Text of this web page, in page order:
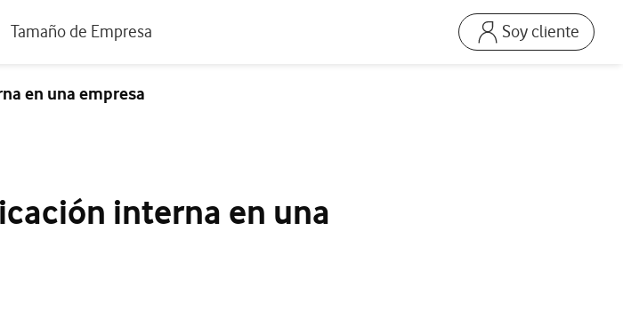
Tamaño de Empresa Soy cliente
Ir a la pagina
en una empresa
interna en una